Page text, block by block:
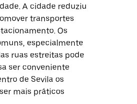
A cidade reduziu
transportes
Os
especialmente
ruas estreitas pode
ser conveniente
de Sevila os
mais práticos